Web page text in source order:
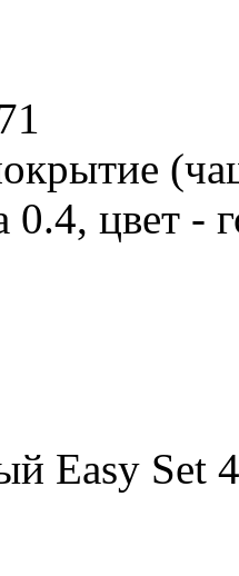
цвет -
Easy Set